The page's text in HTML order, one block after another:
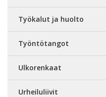
Työkalut ja huolto
Työntötangot
Ulkorenkaat
Urheiluliivit